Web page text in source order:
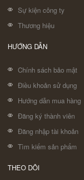
Sự kiện công ty
Thương hiệu
HƯỚNG DẪN
Chính sách bảo mật
Điều khoản sử dụng
Hướng dẫn mua hàng
Đăng ký thành viên
Đăng nhập tài khoản
Tìm kiếm sản phẩm
THEO DÕI